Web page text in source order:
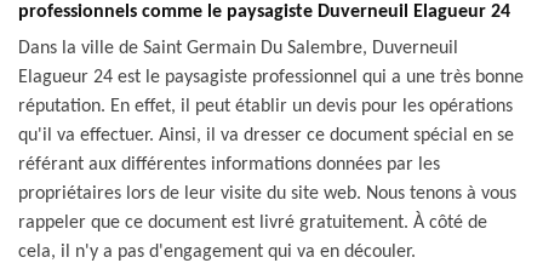
professionnels comme le paysagiste Duverneuil Elagueur 24
Dans la ville de Saint Germain Du Salembre, Duverneuil
Elagueur 24 est le paysagiste professionnel qui a une très bonne
réputation. En effet, il peut établir un devis pour les opérations
qu'il va effectuer. Ainsi, il va dresser ce document spécial en se
référant aux différentes informations données par les
propriétaires lors de leur visite du site web. Nous tenons à vous
rappeler que ce document est livré gratuitement. À côté de
cela, il n'y a pas d'engagement qui va en découler.